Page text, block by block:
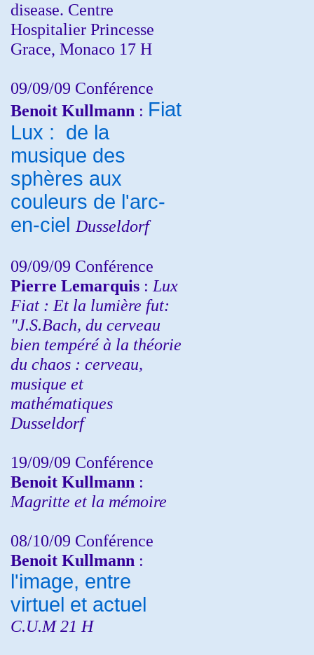
disease. Centre
Hospitalier Princesse
Grace, Monaco 17 H
09/09/09 Conférence
Benoit Kullmann : Fiat
Lux : de la
musique des
sphères aux
couleurs de l'arc-
en-ciel Dusseldorf
09/09/09 Conférence
Pierre Lemarquis : Lux
Fiat : Et la lumière fut:
"J.S.Bach, du cerveau
bien tempéré à la théorie
du chaos : cerveau,
musique et
mathématiques
Dusseldorf
19/09/09 Conférence
Benoit Kullmann :
Magritte et la mémoire
08/10/09 Conférence
Benoit Kullmann :
l'image, entre
virtuel et actuel
C.U.M 21 H